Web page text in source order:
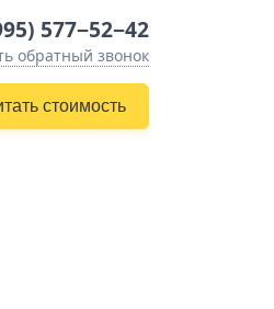
577−52−42
обратный звонок
стоимость